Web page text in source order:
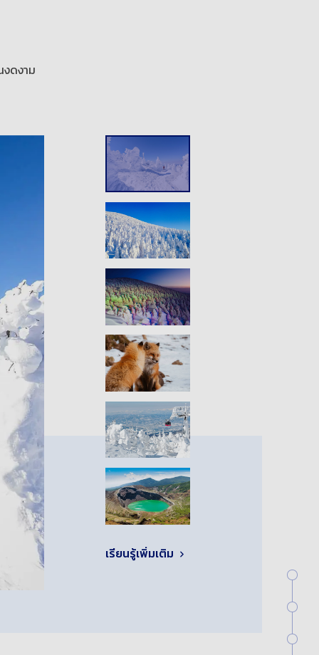
ดงาม
เรียนรู้เพิ่มเติม